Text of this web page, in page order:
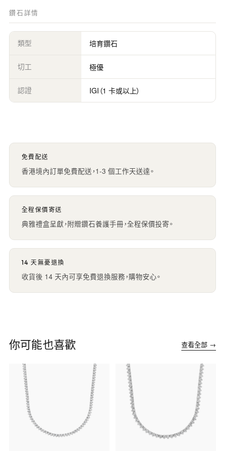
鑽石詳情
類型 培育鑽石
切工 極優
認證 IGI（1 卡或以上）
免費配送
香港境內訂單免費配送，1-3 個工作天送達。
全程保價寄送
典雅禮盒呈獻，附贈鑽石養護手冊，全程保價投寄。
14 天無憂退換
收貨後 14 天內可享免費退換服務，購物安心。
你可能也喜歡 查看全部 →